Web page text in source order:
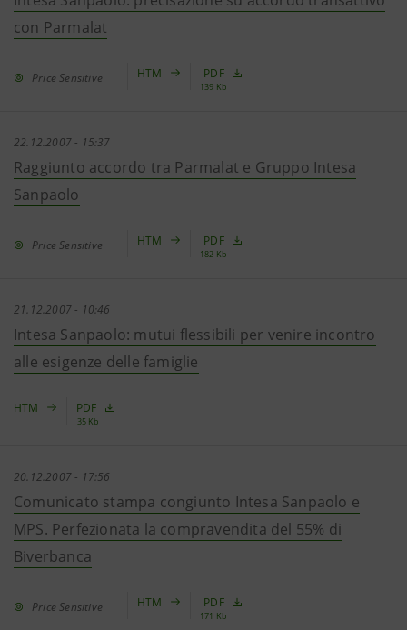
con Parmalat
Price Sensitive HTM PDF
139 Kb
22.12.2007 - 15:37
Raggiunto accordo tra Parmalat e Gruppo Intesa
Sanpaolo
Price Sensitive HTM PDF
182 Kb
21.12.2007 - 10:46
Intesa Sanpaolo: mutui flessibili per venire incontro
alle esigenze delle famiglie
HTM PDF
35 Kb
20.12.2007 - 17:56
Comunicato stampa congiunto Intesa Sanpaolo e
MPS. Perfezionata la compravendita del 55% di
Biverbanca
Price Sensitive HTM PDF
171 Kb